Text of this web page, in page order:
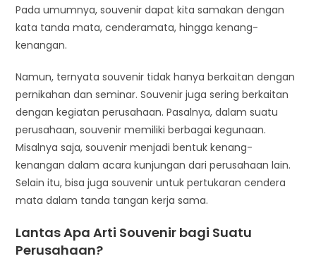
Pada umumnya, souvenir dapat kita samakan dengan
kata tanda mata, cenderamata, hingga kenang-
kenangan.
Namun, ternyata souvenir tidak hanya berkaitan dengan
pernikahan dan seminar. Souvenir juga sering berkaitan
dengan kegiatan perusahaan. Pasalnya, dalam suatu
perusahaan, souvenir memiliki berbagai kegunaan.
Misalnya saja, souvenir menjadi bentuk kenang-
kenangan dalam acara kunjungan dari perusahaan lain.
Selain itu, bisa juga souvenir untuk pertukaran cendera
mata dalam tanda tangan kerja sama.
Lantas Apa Arti Souvenir bagi Suatu
Perusahaan?